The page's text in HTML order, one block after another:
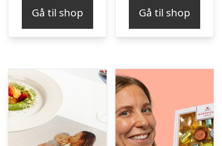
Gå til shop Gå til shop